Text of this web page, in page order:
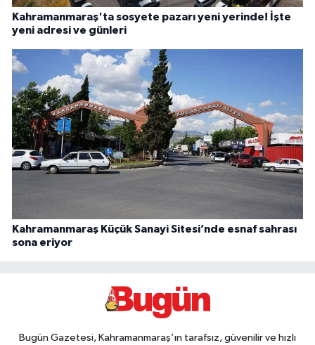
Kahramanmaraş'ta sosyete pazarı yeni yerinde! İşte
yeni adresi ve günleri
Kahramanmaraş Küçük Sanayi Sitesi’nde esnaf sahrası
sona eriyor
Bugün Gazetesi, Kahramanmaraş’ın tarafsız, güvenilir ve hızlı